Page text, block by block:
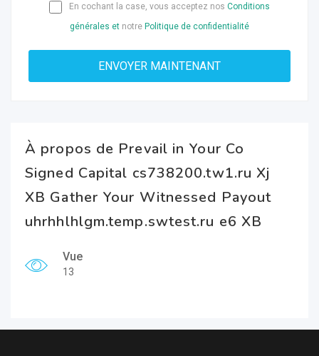
En cochant la case, vous acceptez nos Conditions
générales et notre Politique de confidentialité
À propos de Prevail in Your Co
Signed Capital cs738200.tw1.ru Xj
XB Gather Your Witnessed Payout
uhrhhlhlgm.temp.swtest.ru e6 XB
Vue
13